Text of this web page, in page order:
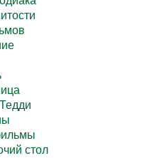
стол